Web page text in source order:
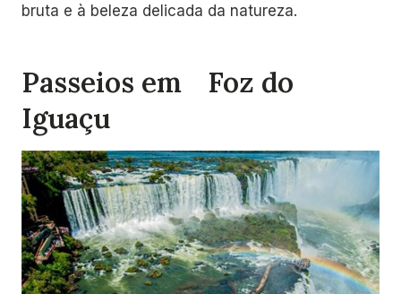
bruta e à beleza delicada da natureza.
Passeios emﾠFoz do
Iguaçu